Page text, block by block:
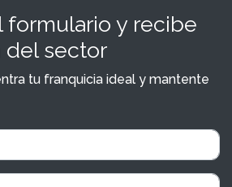
formulario y recibe
del sector
tu franquicia ideal y mantente